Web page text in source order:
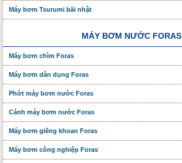
Máy bơm Tsurumi bãi nhật
MÁY BƠM NƯỚC FORAS
Máy bơm chìm Foras
Máy bơm dân dụng Foras
Phớt máy bơm nước Foras
Cánh máy bơm nước Foras
Máy bơm giếng khoan Foras
Máy bơm công nghiệp Foras